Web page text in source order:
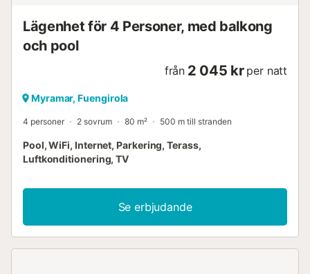
Lägenhet för 4 Personer, med balkong
och pool
från 2 045 kr per natt
Myramar, Fuengirola
4 personer 2 sovrum 80 m² 500 m till stranden
Pool, WiFi, Internet, Parkering, Terass,
Luftkonditionering, TV
Se erbjudande